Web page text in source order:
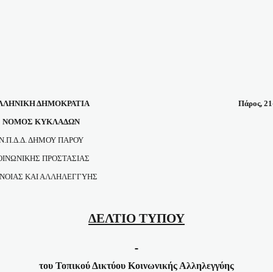
ΔΗΜΟΚΡΑΤΙΑ Πάρος, 21
ΝΟΜΟΣ ΚΥΚΛΑΔΩΝ
ΔΗΜΟΥ ΠΑΡΟΥ
ΠΡΟΣΤΑΣΙΑΣ
ΚΑΙ ΑΛΛΗΛΕΓΓΥΗΣ
ΔΕΛΤΙΟ ΤΥΠΟΥ
του Τοπικού Δικτύου Κοινωνικής Αλληλεγγύης